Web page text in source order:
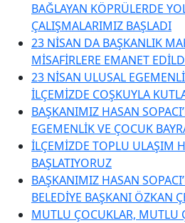
BAĞLAYAN KÖPRÜLERDE
ÇALIŞMALARIMIZ BAŞLADI
23 NİSAN DA BAŞKANLIK
MİSAFİRLERE EMANET
23 NİSAN ULUSAL
İLÇEMİZDE COŞKUYLA
BAŞKANIMIZ HASAN
EGEMENLİK VE ÇOCUK
İLÇEMİZDE TOPLU ULAŞIM
BAŞLATIYORUZ
BAŞKANIMIZ HASAN
BELEDİYE BAŞKANI ÖZKAN
MUTLU ÇOCUKLAR, MUTLU